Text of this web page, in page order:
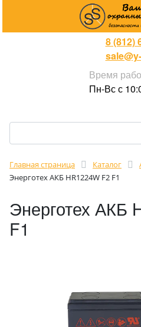
8 (812)
Время
Пн-Вс с
Главная страница Каталог
Энерготех АКБ HR1224W F2 F1
Энерготех АКБ
F1